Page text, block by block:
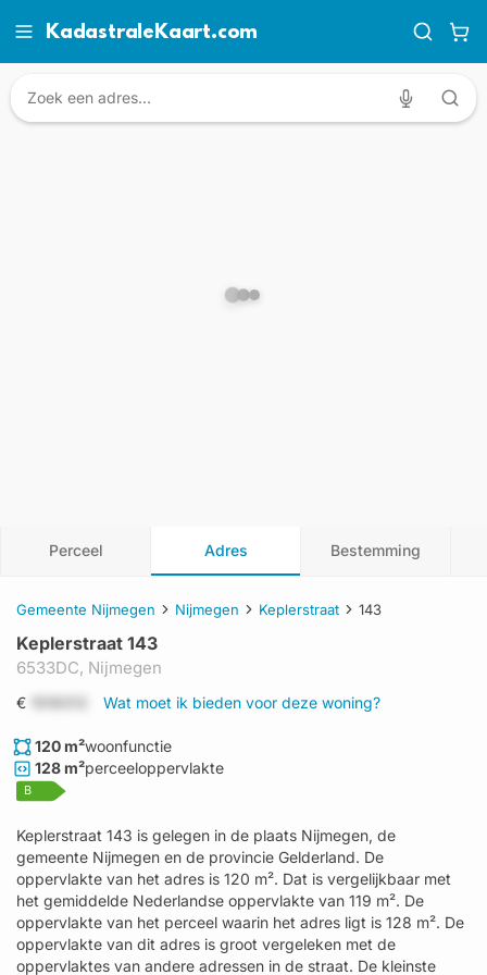
KadastraleKaart.com
Perceel Adres Bestemming
Gemeente Nijmegen Nijmegen Keplerstraat 143
Keplerstraat 143
6533DC, Nijmegen
€ Wat moet ik bieden voor deze woning?
120 m²woonfunctie
128 m²perceeloppervlakte
B
Keplerstraat 143 is gelegen in de plaats Nijmegen, de
gemeente Nijmegen en de provincie Gelderland. De
oppervlakte van het adres is 120 m². Dat is vergelijkbaar met
het gemiddelde Nederlandse oppervlakte van 119 m². De
oppervlakte van het perceel waarin het adres ligt is 128 m². De
oppervlakte van dit adres is groot vergeleken met de
oppervlaktes van andere adressen in de straat. De kleinste